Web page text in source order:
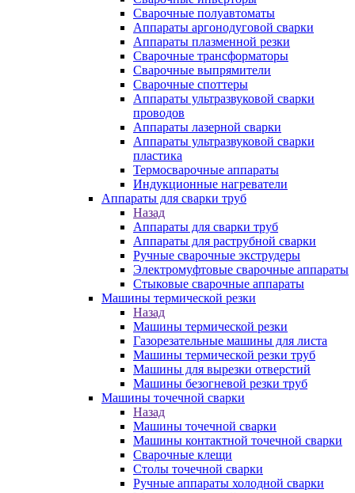
Сварочные полуавтоматы
Аппараты аргонодуговой сварки
Аппараты плазменной резки
Сварочные трансформаторы
Сварочные выпрямители
Сварочные споттеры
Аппараты ультразвуковой сварки
проводов
Аппараты лазерной сварки
Аппараты ультразвуковой сварки
пластика
Термосварочные аппараты
Индукционные нагреватели
Аппараты для сварки труб
Назад
Аппараты для сварки труб
Аппараты для раструбной сварки
Ручные сварочные экструдеры
Электромуфтовые сварочные аппараты
Стыковые сварочные аппараты
Машины термической резки
Назад
Машины термической резки
Газорезательные машины для листа
Машины термической резки труб
Машины для вырезки отверстий
Машины безогневой резки труб
Машины точечной сварки
Назад
Машины точечной сварки
Машины контактной точечной сварки
Сварочные клещи
Столы точечной сварки
Ручные аппараты холодной сварки